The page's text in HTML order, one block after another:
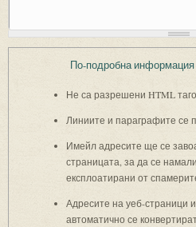
По-подробна информация
Не са разрешени HTML
Линиите и параграфите се
Имейл адресите ще се
страницата, за да се
експлоатирани от
Адресите на уеб-страници
автоматично се